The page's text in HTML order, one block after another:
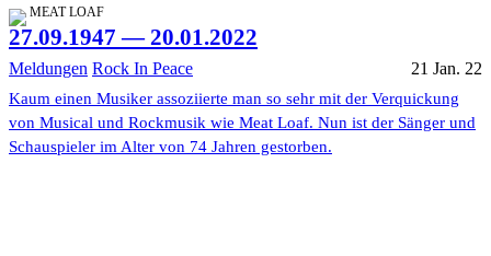
MEAT LOAF
27.09.1947 — 20.01.2022
Meldungen Rock In Peace 21 Jan. 22
Kaum einen Musiker assoziierte man so sehr mit der Verquickung
von Musical und Rockmusik wie Meat Loaf. Nun ist der Sänger und
Schauspieler im Alter von 74 Jahren gestorben.